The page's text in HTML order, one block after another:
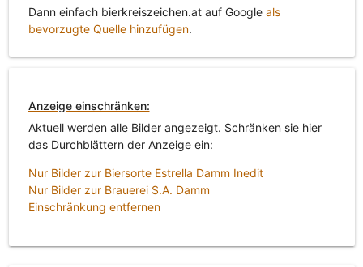
Dann einfach bierkreiszeichen.at auf Google als
bevorzugte Quelle hinzufügen.
Anzeige einschränken:
Aktuell werden alle Bilder angezeigt. Schränken sie hier
das Durchblättern der Anzeige ein:
Nur Bilder zur Biersorte Estrella Damm Inedit
Nur Bilder zur Brauerei S.A. Damm
Einschränkung entfernen